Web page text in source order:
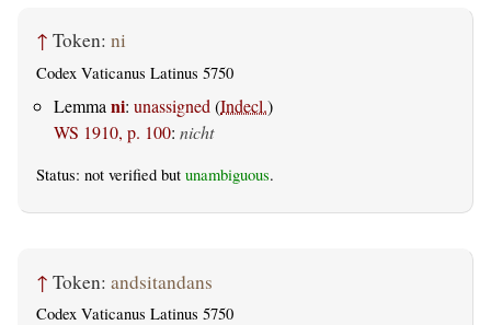
↑ Token: ni
Codex Vaticanus Latinus 5750
Lemma ni: unassigned (Indecl.)
WS 1910, p. 100: nicht
Status: not verified but unambiguous.
↑ Token: andsitandans
Codex Vaticanus Latinus 5750